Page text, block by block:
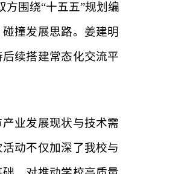
围绕“十五五”规划编
撞发展思路。姜建明
续搭建常态化交流平
业发展现状与技术需
动不仅加深了我校与